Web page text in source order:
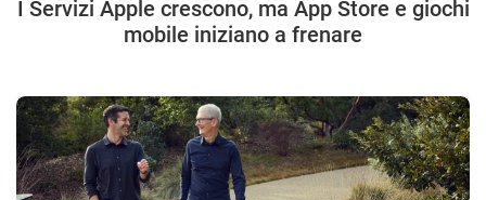
I Servizi Apple crescono, ma App Store e giochi
mobile iniziano a frenare